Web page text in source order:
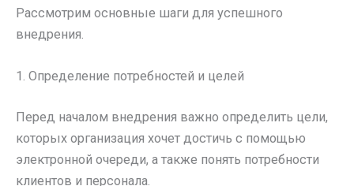
Рассмотрим основные шаги для успешного
внедрения.
1. Определение потребностей и целей
Перед началом внедрения важно определить цели,
которых организация хочет достичь с помощью
электронной очереди, а также понять потребности
клиентов и персонала.